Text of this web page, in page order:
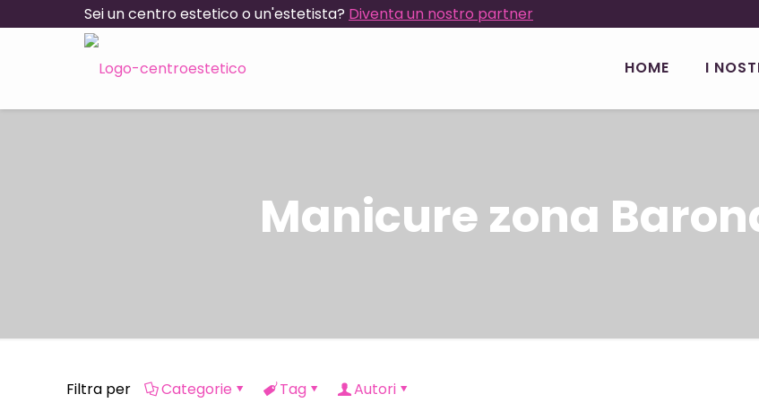
Sei un centro estetico o un'estetista? Diventa un nostro partner
HOME I
Manicure zona
Filtra per Categorie Tag Autori